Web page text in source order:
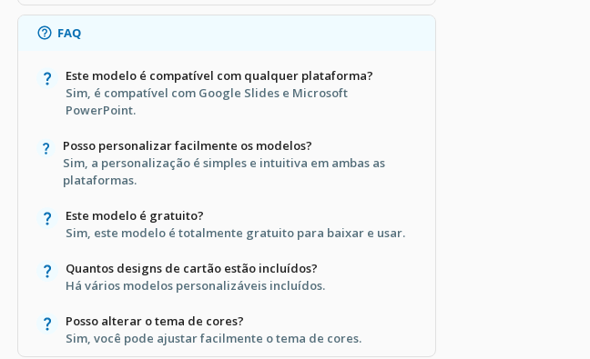
FAQ
Este modelo é compatível com qualquer plataforma?
Sim, é compatível com Google Slides e Microsoft
PowerPoint.
Posso personalizar facilmente os modelos?
Sim, a personalização é simples e intuitiva em ambas as
plataformas.
Este modelo é gratuito?
Sim, este modelo é totalmente gratuito para baixar e usar.
Quantos designs de cartão estão incluídos?
Há vários modelos personalizáveis incluídos.
Posso alterar o tema de cores?
Sim, você pode ajustar facilmente o tema de cores.